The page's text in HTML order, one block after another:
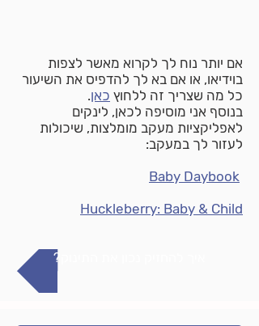
אם יותר נוח לך לקרוא מאשר לצפות
בוידיאו, או אם בא לך להדפיס את השיעור
כל מה שצריך זה ללחוץ כאן.
בנוסף אני מוסיפה לכאן, לינקים
לאפליקציות מעקב מומלצות, שיכולות
לעזור לך במעקב:
Baby Daybook
Huckleberry: Baby & Child